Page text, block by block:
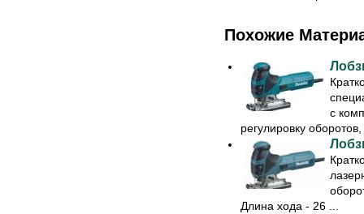
Похожие
с
регулировку
Длина хода - 26 ...